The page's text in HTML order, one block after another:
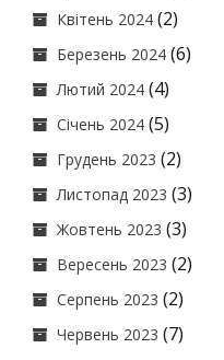
Квітень 2024 (2)
Березень 2024 (6)
Лютий 2024 (4)
Січень 2024 (5)
Грудень 2023 (2)
Листопад 2023 (3)
Жовтень 2023 (3)
Вересень 2023 (2)
Серпень 2023 (2)
Червень 2023 (7)